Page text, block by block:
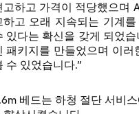
고하고 가격이 적당했으며
하고 오래 지속되는 기계
있다는 확신을 갖게 되었습
패키지를 만들었으며 이
수 있었습니다.
베드는 하청 절단 서